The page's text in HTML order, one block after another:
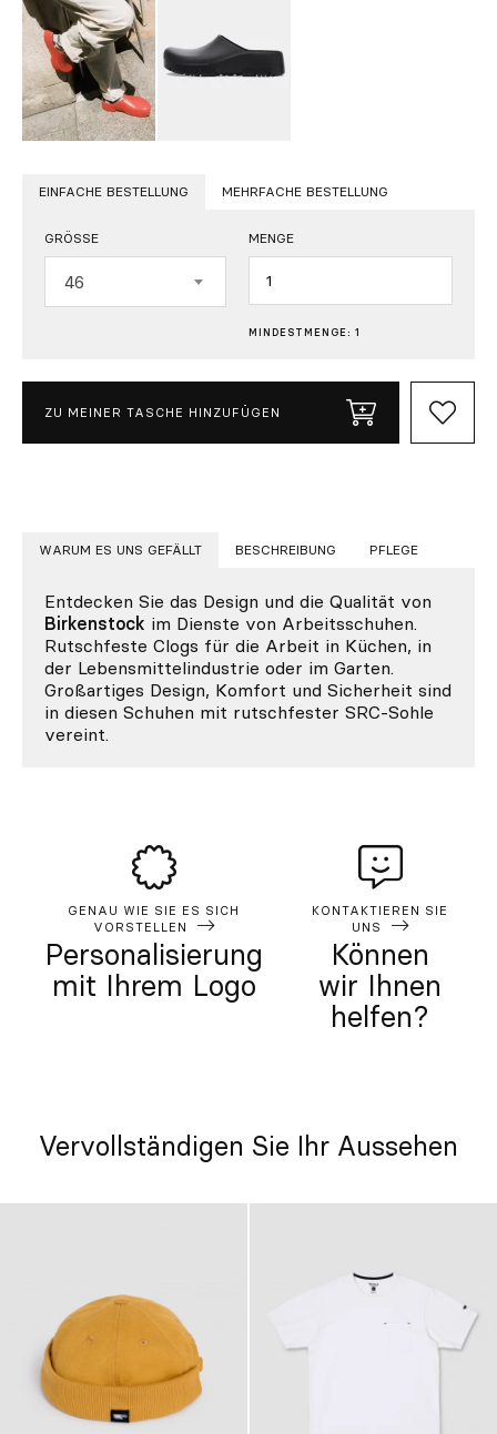
EINFACHE BESTELLUNG MEHRFACHE BESTELLUNG
GRÖSSE
46
MENGE
MINDESTMENGE: 1
ZU MEINER TASCHE HINZUFÜGEN
WARUM ES UNS GEFÄLLT BESCHREIBUNG PFLEGE
Entdecken Sie das Design und die Qualität von
Birkenstock im Dienste von Arbeitsschuhen.
Rutschfeste Clogs für die Arbeit in Küchen, in
der Lebensmittelindustrie oder im Garten.
Großartiges Design, Komfort und Sicherheit sind
in diesen Schuhen mit rutschfester SRC-Sohle
vereint.
GENAU WIE SIE ES SICH
VORSTELLEN
Personalisierung
mit Ihrem Logo
KONTAKTIEREN SIE
UNS
Können
wir Ihnen
helfen?
Vervollständigen Sie Ihr Aussehen